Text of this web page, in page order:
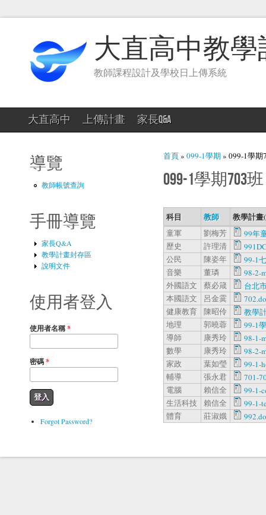
大直高中教
教師課程設計及學校日上傳系統
大直高中 上傳計畫 家長Q&A
導覽
教師帳號查詢
手冊導覽
家長Q&A
教學計畫封存區
說明文件
使用者登入
使用者名稱*
密碼*
Forgot Password?
您在這裡
首頁» 099-1學期 » 099-1學期
099-1學期703班
科目 教師 教學計畫
童軍 劉梅芳
99年
歷史
許理清
公民
陳姿年
99-1
音樂
董璘
98-2-
外國語文
蔡必箴
台北
本國語文
呂金霙
健康教育
陳昭伶
教學
地理
郭曉蓉
99-1
導師
康秀玲
98-1-
數學
康秀玲
98-2-
家政
葉如瑩
99-1-
輔導
張永君
701-
電腦
賴信全
99-1-
生活科技
賴信全
99-1-
體育
莊淑娥